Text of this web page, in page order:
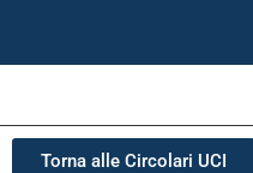
Torna alle Circolari UCI